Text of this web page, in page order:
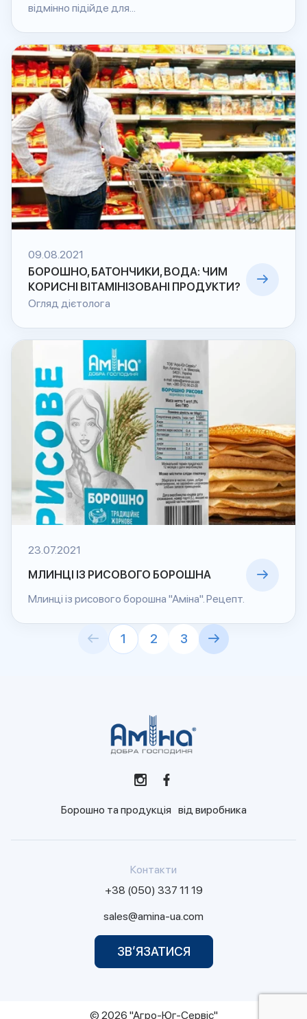
відмінно підійде для...
09.08.2021
БОРОШНО, БАТОНЧИКИ, ВОДА: ЧИМ
КОРИСНІ ВІТАМІНІЗОВАНІ ПРОДУКТИ?
Огляд дієтолога
23.07.2021
МЛИНЦІ ІЗ РИСОВОГО БОРОШНА
Млинці із рисового борошна "Аміна". Рецепт.
1 2 3
Борошно та продукція від виробника
Контакти
+38 (050) 337 11 19
sales@amina-ua.com
ЗВ’ЯЗАТИСЯ
© 2026 "Агро-Юг-Сервіс"